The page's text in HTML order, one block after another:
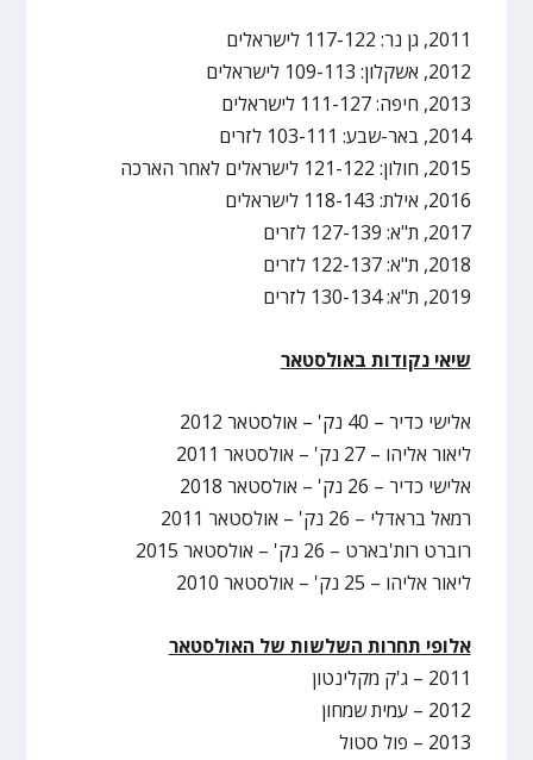
2011, גן נר: 117-122 לישראלים
2012, אשקלון: 109-113 לישראלים
2013, חיפה: 111-127 לישראלים
2014, באר-שבע: 103-111 לזרים
2015, חולון: 121-122 לישראלים לאחר הארכה
2016, אילת: 118-143 לישראלים
2017, ת"א: 127-139 לזרים
2018, ת"א: 122-137 לזרים
2019, ת"א: 130-134 לזרים
שיאי נקודות באולסטאר
אלישי כדיר – 40 נק' – אולסטאר 2012
ליאור אליהו – 27 נק' – אולסטאר 2011
אלישי כדיר – 26 נק' – אולסטאר 2018
רמאל בראדלי – 26 נק' – אולסטאר 2011
רוברט רות'בארט – 26 נק' – אולסטאר 2015
ליאור אליהו – 25 נק' – אולסטאר 2010
אלופי תחרות השלשות של האולסטאר
2011 – ג'ק מקלינטון
2012 – עמית שמחון
2013 – פול סטול